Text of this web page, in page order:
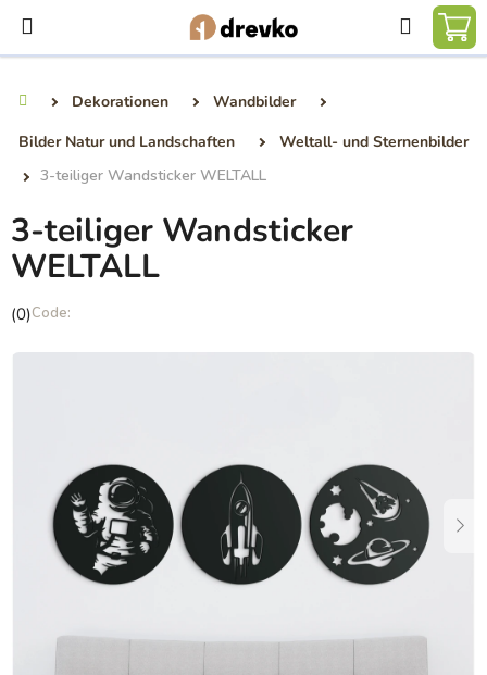
Inhalt
springen
Suchen
Dekorationen
Wandbilder
Bilder Natur und Landschaften
Weltall- und Sternenbilder
3-teiliger Wandsticker WELTALL
3-teiliger Wandsticker
WELTALL
Die
Produktbewertung
(0)